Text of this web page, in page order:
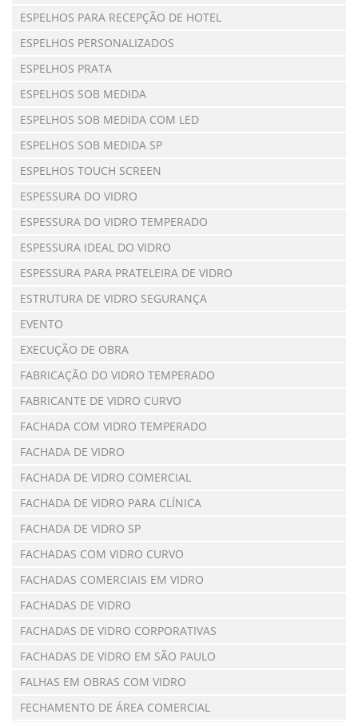
ESPELHOS PARA RECEPÇÃO DE HOTEL
ESPELHOS PERSONALIZADOS
ESPELHOS PRATA
ESPELHOS SOB MEDIDA
ESPELHOS SOB MEDIDA COM LED
ESPELHOS SOB MEDIDA SP
ESPELHOS TOUCH SCREEN
ESPESSURA DO VIDRO
ESPESSURA DO VIDRO TEMPERADO
ESPESSURA IDEAL DO VIDRO
ESPESSURA PARA PRATELEIRA DE VIDRO
ESTRUTURA DE VIDRO SEGURANÇA
EVENTO
EXECUÇÃO DE OBRA
FABRICAÇÃO DO VIDRO TEMPERADO
FABRICANTE DE VIDRO CURVO
FACHADA COM VIDRO TEMPERADO
FACHADA DE VIDRO
FACHADA DE VIDRO COMERCIAL
FACHADA DE VIDRO PARA CLÍNICA
FACHADA DE VIDRO SP
FACHADAS COM VIDRO CURVO
FACHADAS COMERCIAIS EM VIDRO
FACHADAS DE VIDRO
FACHADAS DE VIDRO CORPORATIVAS
FACHADAS DE VIDRO EM SÃO PAULO
FALHAS EM OBRAS COM VIDRO
FECHAMENTO DE ÁREA COMERCIAL